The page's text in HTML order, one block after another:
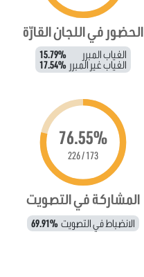
الحضور في اللجان القارّة
الغياب المبرر 15.79%
الغياب غير المبرر 17.54%
76.55%
173 / 226
المشاركة في التصويت
الانضباط في التصويت 69.91%